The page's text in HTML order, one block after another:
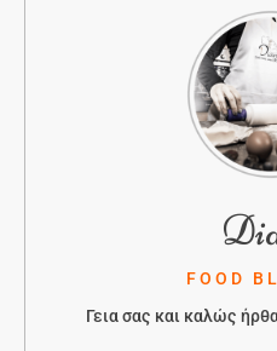
FOOD
Γεια σας και καλώς